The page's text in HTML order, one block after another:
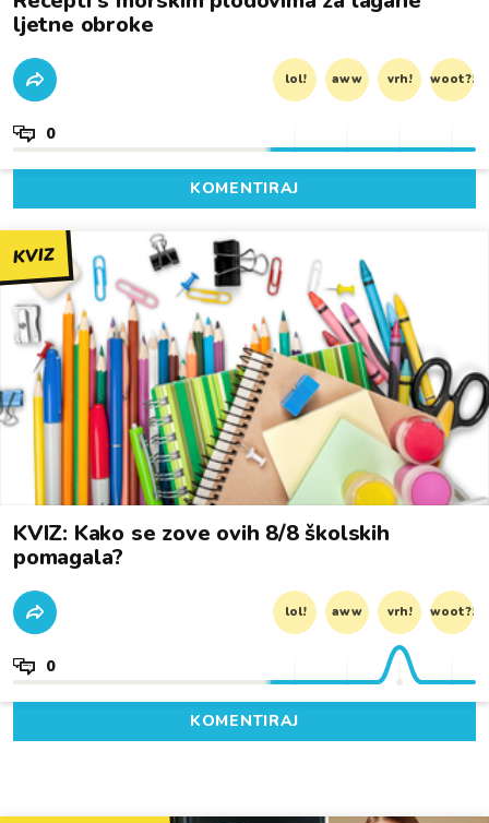
ljetne obroke
lol! aww vrh! woot?!
0
KOMENTIRAJ
KVIZ
KVIZ: Kako se zove ovih 8/8 školskih
pomagala?
lol! aww vrh! woot?!
0
KOMENTIRAJ